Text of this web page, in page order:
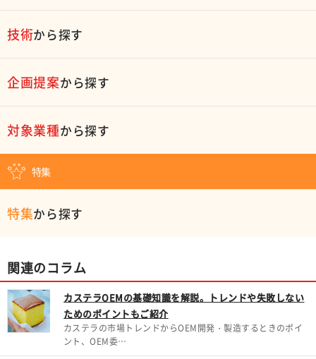
技術から探す
企画提案から探す
対象業種から探す
特集
特集から探す
関連のコラム
カステラOEMの基礎知識を解説。トレンドや失敗しない
ためのポイントもご紹介
カステラの市場トレンドからOEM開発・製造するときのポイ
ント、OEM委…